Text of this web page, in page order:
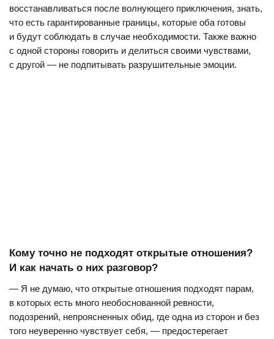
восстанавливаться после волнующего приключения, знать,
что есть гарантированные границы, которые оба готовы
и будут соблюдать в случае необходимости. Также важно
с одной стороны говорить и делиться своими чувствами,
с другой — не подпитывать разрушительные эмоции.
Кому точно не подходят открытые отношения?
И как начать о них разговор?
— Я не думаю, что открытые отношения подходят парам,
в которых есть много необоснованной ревности,
подозрений, непроясненных обид, где одна из сторон и без
того неуверенно чувствует себя, — предостерегает